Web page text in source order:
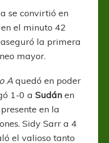
se convirtió en
el minuto 42
la primera
mayor.
A quedó en poder
1-0 aSudán en
en la
Sidy Sarr a 4
el valioso tanto